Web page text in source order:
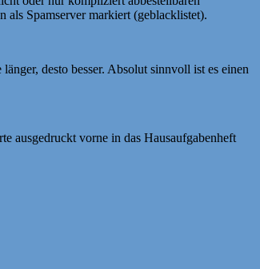
als Spamserver markiert (geblacklistet).
desto besser. Absolut sinnvoll ist es einen
ausgedruckt vorne in das Hausaufgabenheft